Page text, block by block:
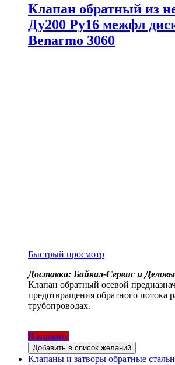
Клапан обратный из
Ду200 Ру16 межфл
Benarmo 3060
Быстрый просмотр
Доставка: Байкал-Сервис и
Клапан обратный осевой
предотвращения обратного потока
трубопроводах.
В корзину
Добавить в список желаний
Клапаны и затворы обратные